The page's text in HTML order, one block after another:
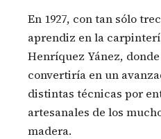
En 1927, con tan sólo
aprendiz en la
Henríquez Yánez,
convertiría en un
distintas técnicas por
artesanales de los
madera.